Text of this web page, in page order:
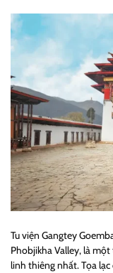
Tu viện Gangtey
Phobjikha Valley, là
linh thiêng nhất. Tọa